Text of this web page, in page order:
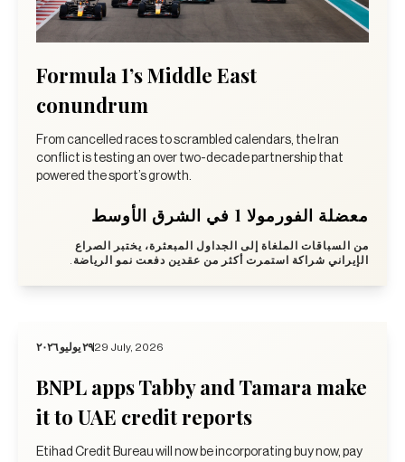
Formula 1’s Middle East
conundrum
From cancelled races to scrambled calendars, the Iran
conflict is testing an over two-decade partnership that
powered the sport’s growth.
معضلة الفورمولا 1 في الشرق الأوسط
من السباقات الملغاة إلى الجداول المبعثرة، يختبر الصراع
الإيراني شراكة استمرت أكثر من عقدين دفعت نمو الرياضة.
٢٩ يوليو ٢٠٢٦29 July, 2026
BNPL apps Tabby and Tamara make
it to UAE credit reports
Etihad Credit Bureau will now be incorporating buy now, pay